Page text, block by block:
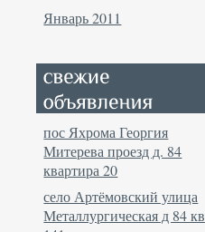
Январь 2011
пос Яхрома Георгия
Митерева проезд д. 84
квартира 20
село Артёмовский улица
Металлургическая д 84 кв